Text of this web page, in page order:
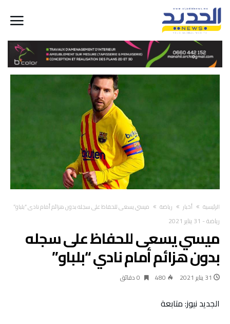
‫الرئيسية‬ أخبار رياضة ميسي يسعى للحفاظ على سجله بدون هزائم أمام نادي “بلباو”
رياضة- 31 يناير 2021
ميسي يسعى للحفاظ على سجله
بدون هزائم أمام نادي “بلباو”
31 يناير 2021 480 0 ‫دقائق‬
الجديد نيوز: متابعة